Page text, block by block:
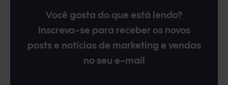
Você gosta do que está lendo?
Inscreva-se para receber os novos
posts e notícias de marketing e vendas
no seu e-mail